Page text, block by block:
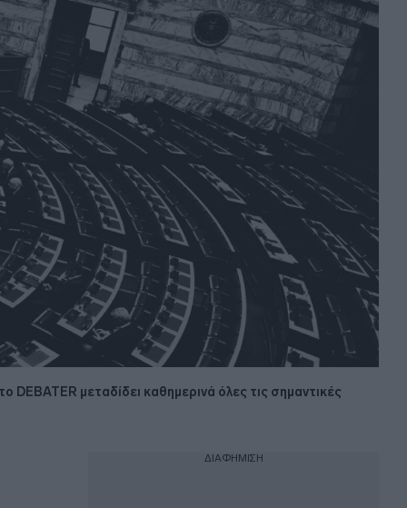
DEBATER μεταδίδει καθημερινά όλες τις σημαντικές
ΔΙΑΦΗΜΙΣΗ